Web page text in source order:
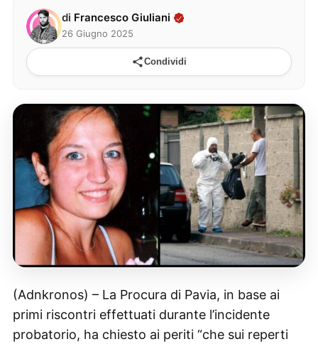
di Francesco Giuliani
26 Giugno 2025
Condividi
(Adnkronos) – La Procura di Pavia, in base ai
primi riscontri effettuati durante l’incidente
probatorio, ha chiesto ai periti “che sui reperti